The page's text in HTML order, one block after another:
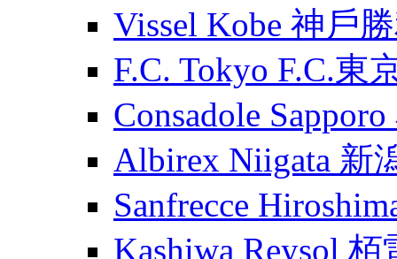
Vissel Kobe 神戶
F.C. Tokyo F.C.東
Consadole
Albirex Niigata 新
Sanfrecce
Kashiwa Reysol